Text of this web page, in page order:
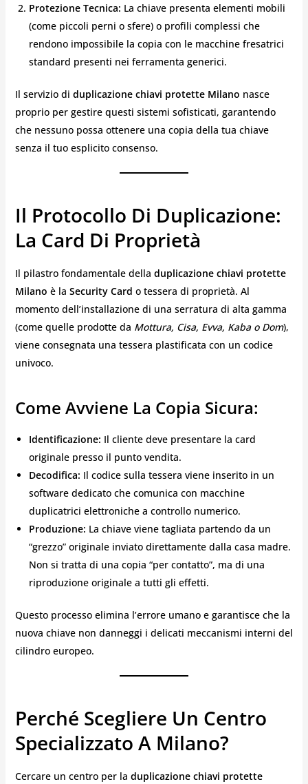
Protezione Tecnica: La chiave presenta elementi mobili
(come piccoli perni o sfere) o profili complessi che
rendono impossibile la copia con le macchine fresatrici
standard presenti nei ferramenta generici.
Il servizio di duplicazione chiavi protette Milano nasce
proprio per gestire questi sistemi sofisticati, garantendo
che nessuno possa ottenere una copia della tua chiave
senza il tuo esplicito consenso.
Il Protocollo Di Duplicazione:
La Card Di Proprietà
Il pilastro fondamentale della duplicazione chiavi protette
Milano è la Security Card o tessera di proprietà. Al
momento dell’installazione di una serratura di alta gamma
(come quelle prodotte da Mottura, Cisa, Evva, Kaba o Dom),
viene consegnata una tessera plastificata con un codice
univoco.
Come Avviene La Copia Sicura:
Identificazione: Il cliente deve presentare la card
originale presso il punto vendita.
Decodifica: Il codice sulla tessera viene inserito in un
software dedicato che comunica con macchine
duplicatrici elettroniche a controllo numerico.
Produzione: La chiave viene tagliata partendo da un
“grezzo” originale inviato direttamente dalla casa madre.
Non si tratta di una copia “per contatto”, ma di una
riproduzione originale a tutti gli effetti.
Questo processo elimina l’errore umano e garantisce che la
nuova chiave non danneggi i delicati meccanismi interni del
cilindro europeo.
Perché Scegliere Un Centro
Specializzato A Milano?
Cercare un centro per la duplicazione chiavi protette